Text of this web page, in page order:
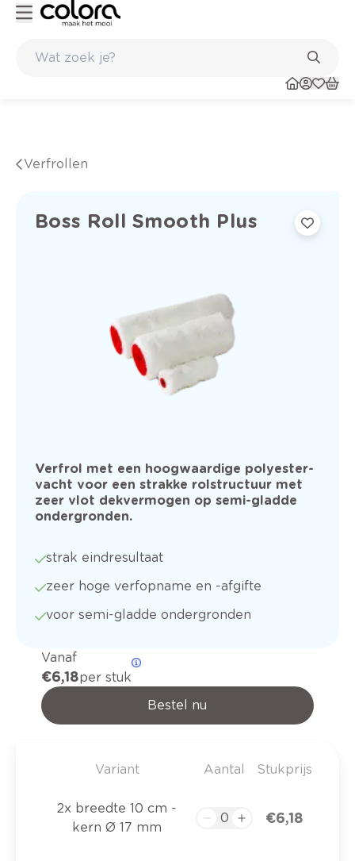
Verfrollen
Boss Roll Smooth Plus
Verfrol met een hoogwaardige polyester-
vacht voor een strakke rolstructuur met
zeer vlot dekvermogen op semi-gladde
ondergronden.
strak eindresultaat
zeer hoge verfopname en -afgifte
voor semi-gladde ondergronden
Vanaf
€ 6,18per stuk
Bestel nu
Variant Aantal Stukprijs
2x breedte 10 cm -
kern Ø 17 mm
€ 6,18